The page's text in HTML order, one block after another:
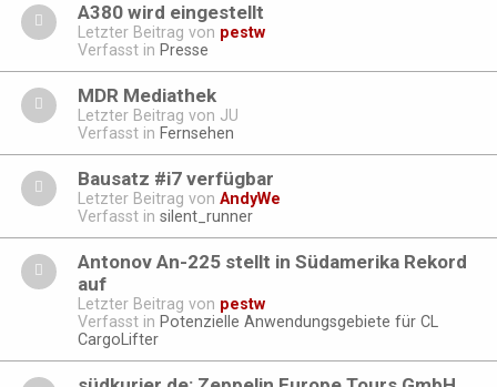
A380 wird eingestellt
Letzter Beitrag von pestw
Verfasst in Presse
MDR Mediathek
Letzter Beitrag von JU
Verfasst in Fernsehen
Bausatz #i7 verfügbar
Letzter Beitrag von AndyWe
Verfasst in silent_runner
Antonov An-225 stellt in Südamerika Rekord
auf
Letzter Beitrag von pestw
Verfasst in Potenzielle Anwendungsgebiete für CL
CargoLifter